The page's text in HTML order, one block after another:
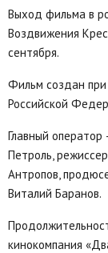
Выход фильма в
Воздвижения
сентября.
Фильм создан
Российской
Главный
Петроль,
Антропов,
Виталий Баранов.
кинокомпания